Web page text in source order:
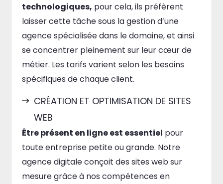
technologiques, pour cela, ils préfèrent
laisser cette tâche sous la gestion d’une
agence spécialisée dans le domaine, et ainsi
se concentrer pleinement sur leur cœur de
métier. Les tarifs varient selon les besoins
spécifiques de chaque client.
CRÉATION ET OPTIMISATION DE SITES
WEB
Être présent en ligne est essentiel pour
toute entreprise petite ou grande. Notre
agence digitale conçoit des sites web sur
mesure grâce à nos compétences en